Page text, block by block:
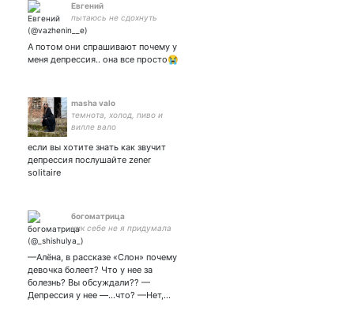
Евгений
пытаюсь не сдохнуть
А потом они спрашивают почему у
меня депрессия.. она все просто😭
masha valo
темнота, холод, пиво и
вилле вало
если вы хотите знать как звучит
депрессия послушайте zener
solitaire
богоматрица
ник себе не я придумала
—Алёна, в рассказе «Слон» почему
девочка болеет? Что у нее за
болезнь? Вы обсуждали?? —
Депрессия у нее —…что? —Нет,…